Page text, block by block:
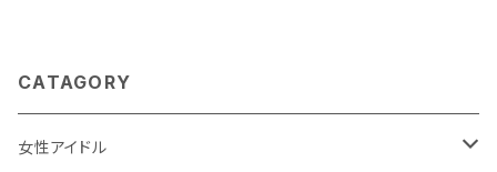
CATAGORY
女性アイドル